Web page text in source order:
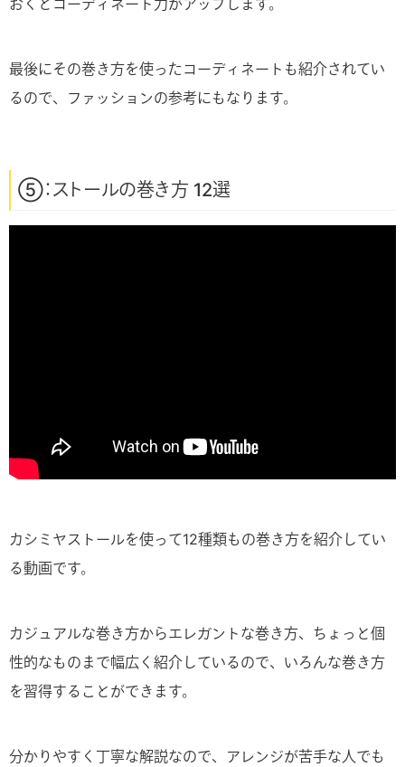
おくとコーディネート力がアップします。
最後にその巻き方を使ったコーディネートも紹介されてい
るので、ファッションの参考にもなります。
⑤：ストールの巻き方 12選
カシミヤストールを使って12種類もの巻き方を紹介してい
る動画です。
カジュアルな巻き方からエレガントな巻き方、ちょっと個
性的なものまで幅広く紹介しているので、いろんな巻き方
を習得することができます。
分かりやすく丁寧な解説なので、アレンジが苦手な人でも